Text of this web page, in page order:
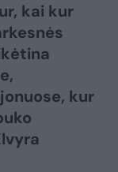
kai kur
kur